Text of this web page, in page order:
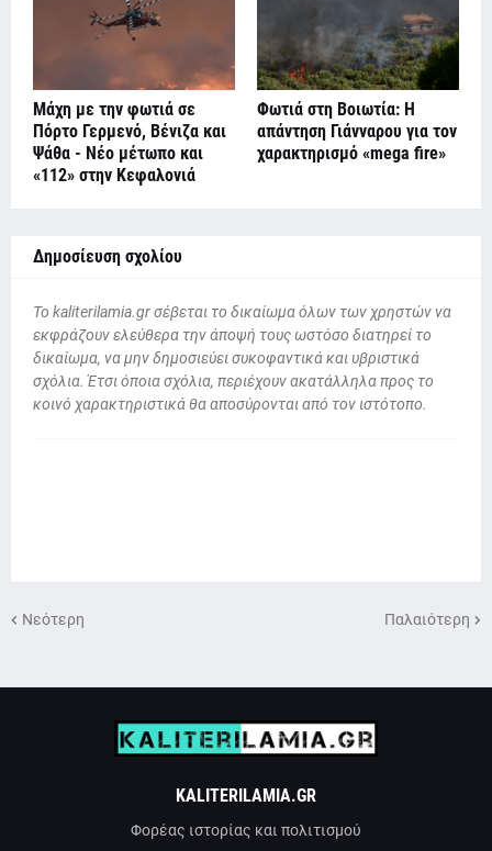
Μάχη με την φωτιά σε
Πόρτο Γερμενό, Βένιζα και
Ψάθα - Νέο μέτωπο και
«112» στην Κεφαλονιά
Φωτιά στη Βοιωτία: Η
απάντηση Γιάνναρου για τον
χαρακτηρισμό «mega fire»
Δημοσίευση σχολίου
To kaliterilamia.gr σέβεται το δικαίωμα όλων των χρηστών να
εκφράζουν ελεύθερα την άποψή τους ωστόσο διατηρεί το
δικαίωμα, να μην δημοσιεύει συκοφαντικά και υβριστικά
σχόλια. Έτσι όποια σχόλια, περιέχουν ακατάλληλα προς το
κοινό χαρακτηριστικά θα αποσύρονται από τον ιστότοπο.
Νεότερη Παλαιότερη
KALITERILAMIA.GR
Φορέας ιστορίας και πολιτισμού